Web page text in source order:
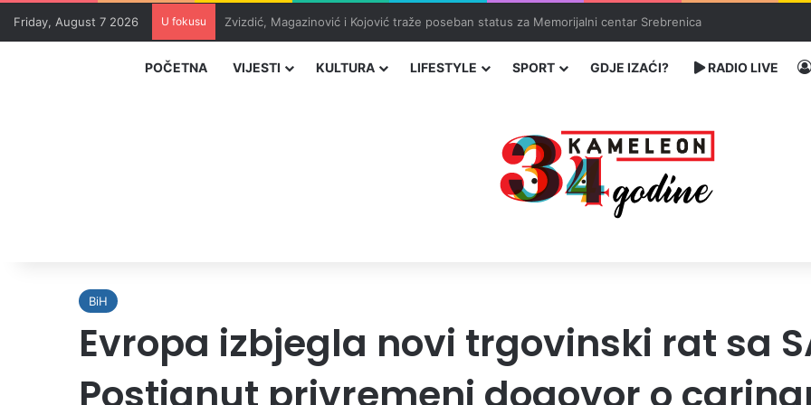
Friday, August 7 2026 U fokusu Masakr u školi u blizini Bangkoka: učenik ubio babu i dedu, pa pucao na nastavnike i đake
POČETNA VIJESTI KULTURA LIFESTYLE SPORT GDJE IZAĆI? RADIO LIVE
BiH
Evropa izbjegla novi trgovinski rat sa
Postignut privremeni dogovor o